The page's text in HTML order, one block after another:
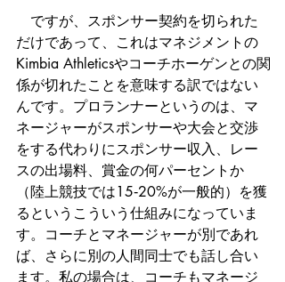
ですが、スポンサー契約を切られた
だけであって、これはマネジメントの
Kimbia Athleticsやコーチホーゲンとの関
係が切れたことを意味する訳ではない
んです。プロランナーというのは、マ
ネージャーがスポンサーや大会と交渉
をする代わりにスポンサー収入、レー
スの出場料、賞金の何パーセントか
（陸上競技では15‐20%が一般的）を獲
るというこういう仕組みになっていま
す。コーチとマネージャーが別であれ
ば、さらに別の人間同士でも話し合い
ます。私の場合は、コーチもマネージ